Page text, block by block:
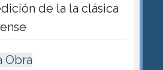
de la la clásica
Obra